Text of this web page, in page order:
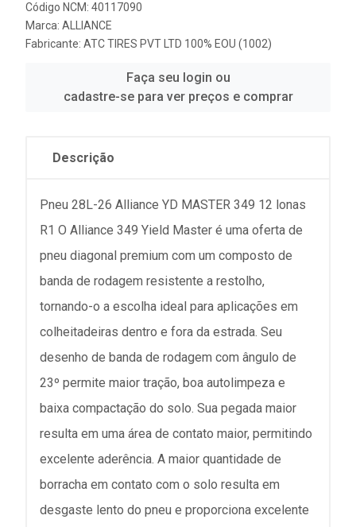
Código NCM: 40117090
Marca: ALLIANCE
Fabricante: ATC TIRES PVT LTD 100% EOU (1002)
Faça seu login ou
cadastre-se para ver preços e comprar
Descrição
Pneu 28L-26 Alliance YD MASTER 349 12 lonas
R1 O Alliance 349 Yield Master é uma oferta de
pneu diagonal premium com um composto de
banda de rodagem resistente a restolho,
tornando-o a escolha ideal para aplicações em
colheitadeiras dentro e fora da estrada. Seu
desenho de banda de rodagem com ângulo de
23º permite maior tração, boa autolimpeza e
baixa compactação do solo. Sua pegada maior
resulta em uma área de contato maior, permitindo
excelente aderência. A maior quantidade de
borracha em contato com o solo resulta em
desgaste lento do pneu e proporciona excelente